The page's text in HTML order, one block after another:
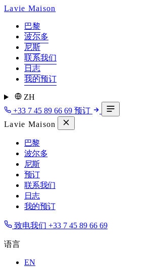
Lavie Maison
巴黎
波尔多
尼斯
联系我们
日志
我的预订
ZH
+33 7 45 89 66 69 预订
Lavie Maison
巴黎
波尔多
尼斯
预订
联系我们
日志
我的预订
致电我们 +33 7 45 89 66 69
语言
EN